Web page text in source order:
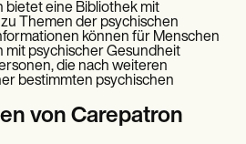
bietet eine Bibliothek mit
Themen der psychischen
können für Menschen
mit psychischer Gesundheit
die nach weiteren
bestimmten psychischen
von Carepatron